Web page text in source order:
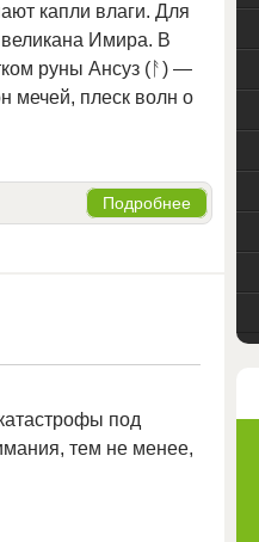
капли влаги. Для
Имира. В
руны Ансуз (ᚨ) —
мечей, плеск волн о
Подробнее
под
тем не менее,